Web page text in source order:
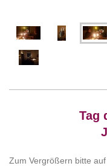
Tag
Zum Vergrößern bitte